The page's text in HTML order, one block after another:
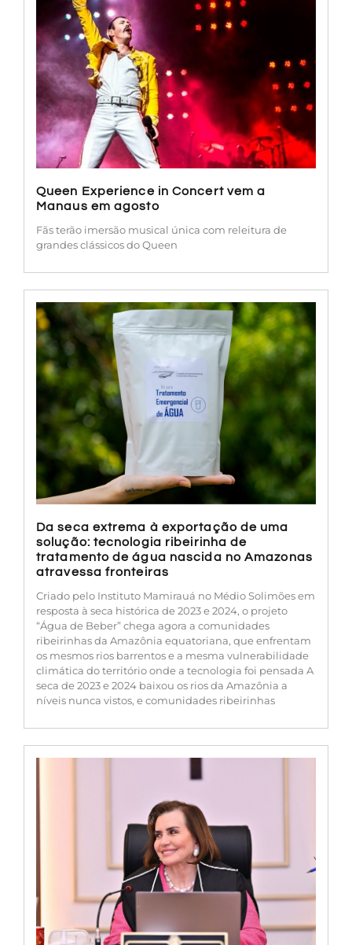
Queen Experience in Concert vem a
Manaus em agosto
Fãs terão imersão musical única com releitura de
grandes clássicos do Queen
Da seca extrema à exportação de uma
solução: tecnologia ribeirinha de
tratamento de água nascida no Amazonas
atravessa fronteiras
Criado pelo Instituto Mamirauá no Médio Solimões em
resposta à seca histórica de 2023 e 2024, o projeto
“Água de Beber” chega agora a comunidades
ribeirinhas da Amazônia equatoriana, que enfrentam
os mesmos rios barrentos e a mesma vulnerabilidade
climática do território onde a tecnologia foi pensada A
seca de 2023 e 2024 baixou os rios da Amazônia a
níveis nunca vistos, e comunidades ribeirinhas